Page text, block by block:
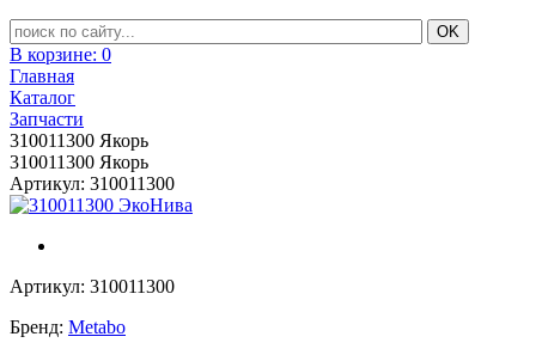
В корзине: 0
Главная
Каталог
Запчасти
310011300 Якорь
310011300 Якорь
Артикул: 310011300
Артикул: 310011300
Бренд: Metabo